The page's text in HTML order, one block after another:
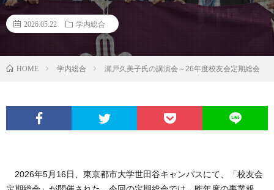
2026.05.22 学内総合
HOME 学内総合 瀬戸久美子氏の講演会～26年度校友会定期総会
2026年5月16日、東京都市大学世田谷キャンパスにて、「校友会